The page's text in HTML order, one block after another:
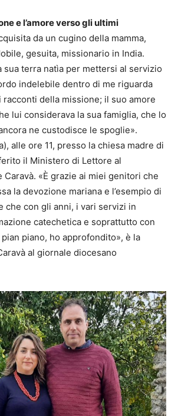
e l’amore verso gli ultimi
da un cugino della mamma,
gesuita, missionario in India.
sua terra natìa per mettersi al servizio
indelebile dentro di me riguarda
della missione; il suo amore
lui considerava la sua famiglia, che lo
ne custodisce le spoglie».
alle ore 11, presso la chiesa madre di
il Ministero di Lettore al
Caravà. «È grazie ai miei genitori che
la devozione mariana e l’esempio di
che con gli anni, i vari servizi in
catechetica e soprattutto con
piano, ho approfondito», è la
al giornale diocesano